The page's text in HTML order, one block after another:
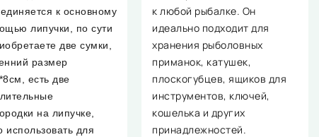
к основному
липучки, по сути
две сумки,
размер
есть две
на липучке,
использовать для
к любой рыбалке. Он
идеально подходит для
хранения рыболовных
приманок, катушек,
плоскогубцев, ящиков для
инструментов, ключей,
кошелька и других
принадлежностей.